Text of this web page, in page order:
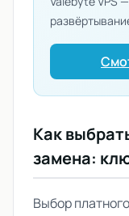
Как
замена:
Выбор